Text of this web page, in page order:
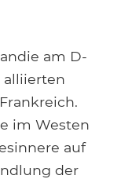
am D-
alliierten
im Westen
auf
der